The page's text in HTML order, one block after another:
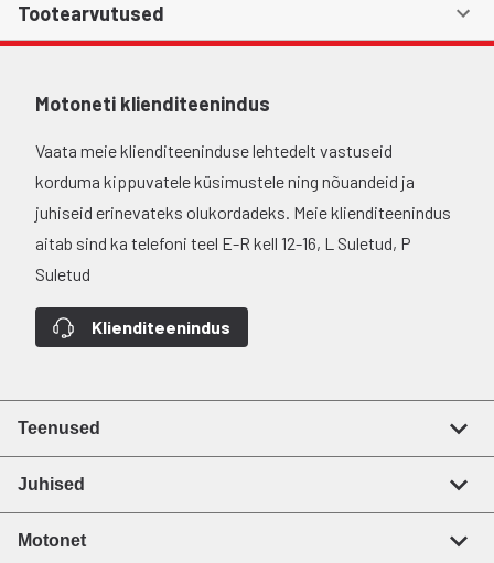
Tootearvutused
Motoneti klienditeenindus
Vaata meie klienditeeninduse lehtedelt vastuseid
korduma kippuvatele küsimustele ning nõuandeid ja
juhiseid erinevateks olukordadeks. Meie klienditeenindus
aitab sind ka telefoni teel E-R kell 12-16, L Suletud, P
Suletud
Klienditeenindus
Teenused
Juhised
Motonet